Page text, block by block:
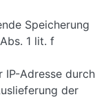
Speicherung
1 lit. f
IP-Adresse durch
der